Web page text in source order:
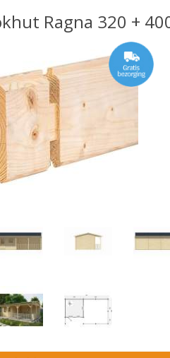
Ragna 320 +